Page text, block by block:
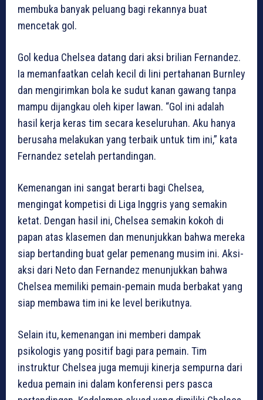
membuka banyak peluang bagi rekannya buat
mencetak gol.
Gol kedua Chelsea datang dari aksi brilian Fernandez.
Ia memanfaatkan celah kecil di lini pertahanan Burnley
dan mengirimkan bola ke sudut kanan gawang tanpa
mampu dijangkau oleh kiper lawan. “Gol ini adalah
hasil kerja keras tim secara keseluruhan. Aku hanya
berusaha melakukan yang terbaik untuk tim ini,” kata
Fernandez setelah pertandingan.
Kemenangan ini sangat berarti bagi Chelsea,
mengingat kompetisi di Liga Inggris yang semakin
ketat. Dengan hasil ini, Chelsea semakin kokoh di
papan atas klasemen dan menunjukkan bahwa mereka
siap bertanding buat gelar pemenang musim ini. Aksi-
aksi dari Neto dan Fernandez menunjukkan bahwa
Chelsea memiliki pemain-pemain muda berbakat yang
siap membawa tim ini ke level berikutnya.
Selain itu, kemenangan ini memberi dampak
psikologis yang positif bagi para pemain. Tim
instruktur Chelsea juga memuji kinerja sempurna dari
kedua pemain ini dalam konferensi pers pasca